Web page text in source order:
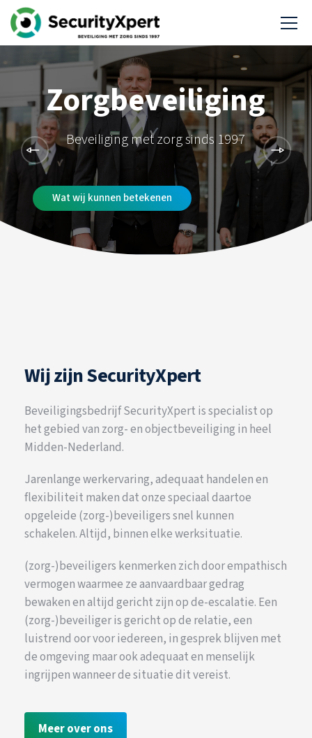
Zorgondersteuning
Wat wij kunnen betekenen
voor uw afdeling in verzorging en
Wij zijn SecurityXpert
Beveiligingsbedrijf SecurityXpert is specialist op
het gebied van zorg- en objectbeveiliging in heel
Midden-Nederland.
Jarenlange werkervaring, adequaat handelen en
flexibiliteit maken dat onze speciaal daartoe
opgeleide (zorg-)beveiligers snel kunnen
schakelen. Altijd, binnen elke werksituatie.
(zorg-)beveiligers kenmerken zich door empathisch
vermogen waarmee ze aanvaardbaar gedrag
bewaken en altijd gericht zijn op de-escalatie. Een
(zorg-)beveiliger is gericht op de relatie, een
luistrend oor voor iedereen, in gesprek blijven met
de omgeving maar ook adequaat en menselijk
ingrijpen wanneer de situatie dit vereist.
Meer over ons